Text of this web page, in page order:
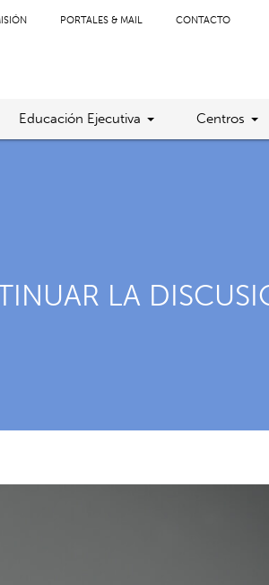
PORTALES & MAIL CONTACTO
Educación Ejecutiva Centros
LA